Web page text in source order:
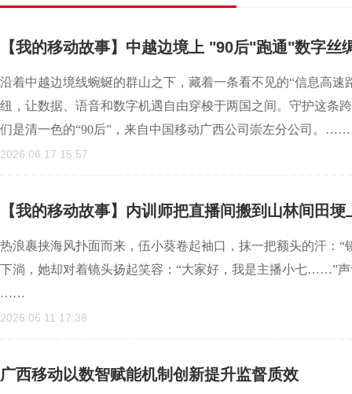
【我的移动故事】中越边境上 "90后"跑通"数字丝
沿着中越边境线蜿蜒的群山之下，藏着一条看不见的“信息高
纽，让数据、语音和数字机遇自由穿梭于两国之间。守护这条
们是清一色的“90后”，来自中国移动广西公司崇左分公司。……
2026.06.17 15:57
【我的移动故事】内训师把直播间搬到山林间田埂
热浪裹挟海风扑面而来，伍小葵卷起袖口，抹一把额头的汗：
下淌，她却对着镜头扬起笑容：“大家好，我是主播小七……”
……
2026.06.11 17:38
广西移动以数智赋能机制创新提升监督质效